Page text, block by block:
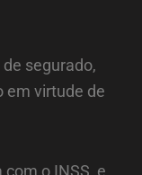
segurado,
em virtude de
o INSS, e